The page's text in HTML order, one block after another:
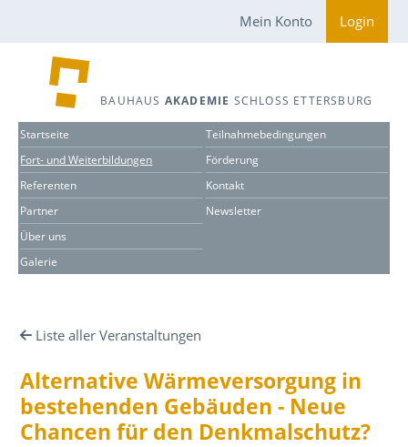
Mein Konto Login
BAUHAUS AKADEMIE SCHLOSS ETTERSBURG
Startseite
Fort- und Weiterbildungen
Referenten
Partner
Über uns
Galerie
Teilnahmebedingungen
Förderung
Kontakt
Newsletter
Liste aller Veranstaltungen
Alternative Wärmeversorgung in
bestehenden Gebäuden - Neue
Chancen für den Denkmalschutz?